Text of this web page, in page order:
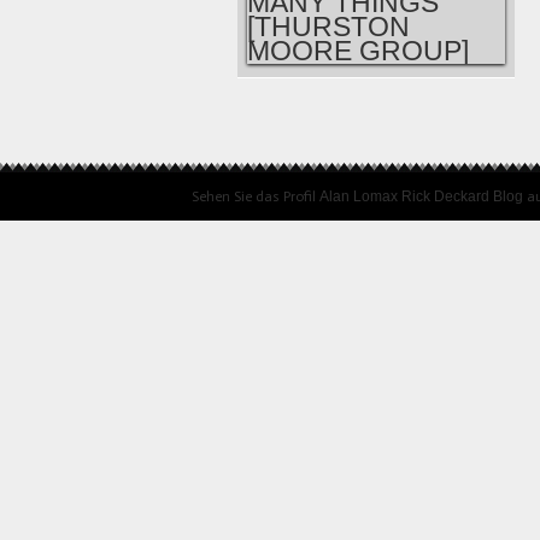
PRÄSENTIERT: DA
GOOGIE [MY
Sehen Sie das Profil Alan Lomax Rick Deckard Blog